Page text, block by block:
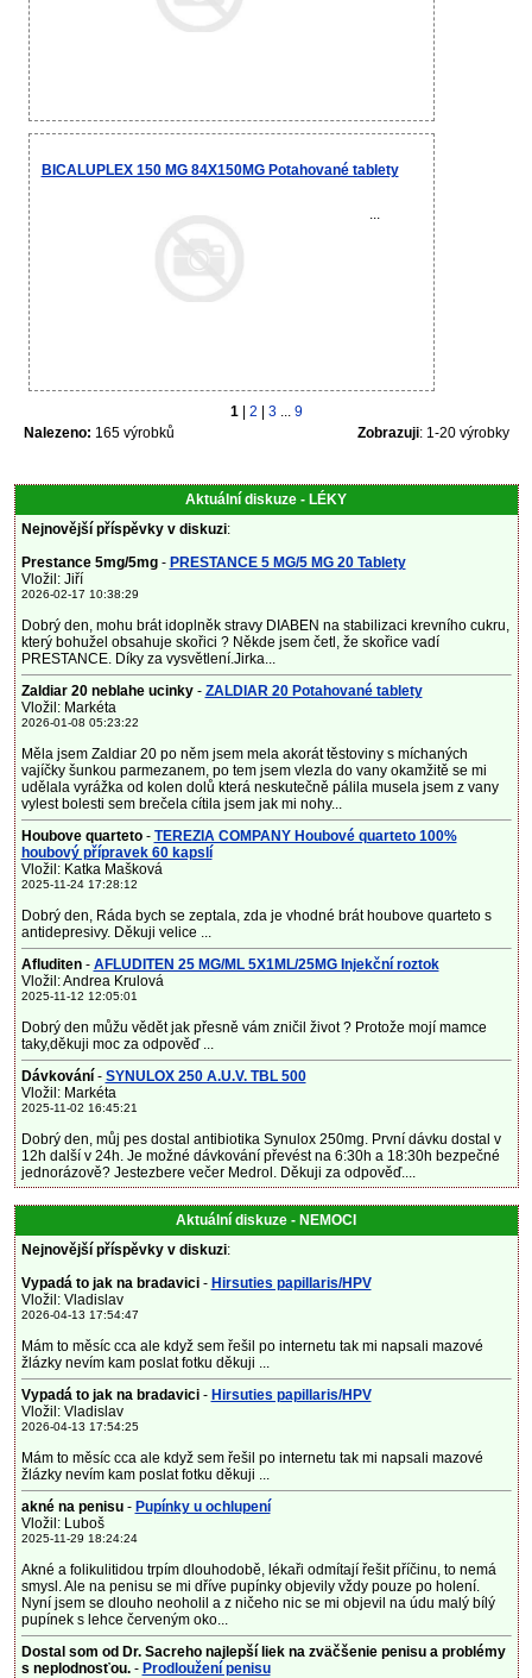
BICALUPLEX 150 MG 84X150MG Potahované tablety
...
1 2 3... 9
Nalezeno: 165 výrobků Zobrazuji: 1-20 výrobky
Aktuální diskuze - LÉKY
Nejnovější příspěvky v diskuzi:
Prestance 5mg/5mg- PRESTANCE 5 MG/5 MG 20 Tablety
Vložil: Jiří
2026-02-17 10:38:29
Dobrý den, mohu brát idoplněk stravy DIABEN na stabilizaci krevního cukru,
který bohužel obsahuje skořici ? Někde jsem četl, že skořice vadí
PRESTANCE. Díky za vysvětlení.Jirka...
Zaldiar 20 neblahe ucinky- ZALDIAR 20 Potahované tablety
Vložil: Markéta
2026-01-08 05:23:22
Měla jsem Zaldiar 20 po něm jsem mela akorát těstoviny s míchaných
vajíčky šunkou parmezanem, po tem jsem vlezla do vany okamžitě se mi
udělala vyrážka od kolen dolů která neskutečně pálila musela jsem z vany
vylest bolesti sem brečela cítila jsem jak mi nohy...
Houbove quarteto- TEREZIA COMPANY Houbové quarteto 100%
houbový přípravek 60 kapslí
Vložil: Katka Mašková
2025-11-24 17:28:12
Dobrý den, Ráda bych se zeptala, zda je vhodné brát houbove quarteto s
antidepresivy. Děkuji velice ...
Afluditen- AFLUDITEN 25 MG/ML 5X1ML/25MG Injekční roztok
Vložil: Andrea Krulová
2025-11-12 12:05:01
Dobrý den můžu vědět jak přesně vám zničil život ? Protože mojí mamce
taky,děkuji moc za odpověď ...
Dávkování - SYNULOX 250 A.U.V. TBL 500
Vložil: Markéta
2025-11-02 16:45:21
Dobrý den, můj pes dostal antibiotika Synulox 250mg. První dávku dostal v
12h další v 24h. Je možné dávkování převést na 6:30h a 18:30h bezpečné
jednorázově? Jestezbere večer Medrol. Děkuji za odpověď....
Aktuální diskuze - NEMOCI
Nejnovější příspěvky v diskuzi:
Vypadá to jak na bradavici - Hirsuties papillaris/HPV
Vložil: Vladislav
2026-04-13 17:54:47
Mám to měsíc cca ale když sem řešil po internetu tak mi napsali mazové
žlázky nevím kam poslat fotku děkuji ...
Vypadá to jak na bradavici - Hirsuties papillaris/HPV
Vložil: Vladislav
2026-04-13 17:54:25
Mám to měsíc cca ale když sem řešil po internetu tak mi napsali mazové
žlázky nevím kam poslat fotku děkuji ...
akné na penisu- Pupínky u ochlupení
Vložil: Luboš
2025-11-29 18:24:24
Akné a folikulitidou trpím dlouhodobě, lékaři odmítají řešit příčinu, to nemá
smysl. Ale na penisu se mi dříve pupínky objevily vždy pouze po holení.
Nyní jsem se dlouho neoholil a z ničeho nic se mi objevil na údu malý bílý
pupínek s lehce červeným oko...
Dostal som od Dr. Sacreho najlepší liek na zväčšenie penisu a problémy
s neplodnosťou.- Prodloužení penisu